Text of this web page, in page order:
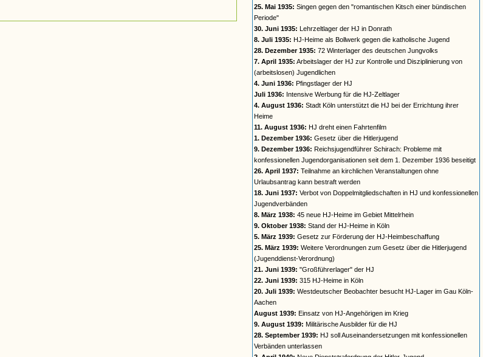
25. Mai 1935: Singen gegen den "romantischen Kitsch einer bündischen
Periode"
30. Juni 1935: Lehrzeltlager der HJ in Donrath
8. Juli 1935: HJ-Heime als Bollwerk gegen die katholische Jugend
28. Dezember 1935: 72 Winterlager des deutschen Jungvolks
7. April 1935: Arbeitslager der HJ zur Kontrolle und Disziplinierung von
(arbeitslosen) Jugendlichen
4. Juni 1936: Pfingstlager der HJ
Juli 1936: Intensive Werbung für die HJ-Zeltlager
4. August 1936: Stadt Köln unterstützt die HJ bei der Errichtung ihrer
Heime
11. August 1936: HJ dreht einen Fahrtenfilm
1. Dezember 1936: Gesetz über die Hitlerjugend
9. Dezember 1936: Reichsjugendführer Schirach: Probleme mit
konfessionellen Jugendorganisationen seit dem 1. Dezember 1936 beseitigt
26. April 1937: Teilnahme an kirchlichen Veranstaltungen ohne
Urlaubsantrag kann bestraft werden
18. Juni 1937: Verbot von Doppelmitgliedschaften in HJ und konfessionellen
Jugendverbänden
8. März 1938: 45 neue HJ-Heime im Gebiet Mittelrhein
9. Oktober 1938: Stand der HJ-Heime in Köln
5. März 1939: Gesetz zur Förderung der HJ-Heimbeschaffung
25. März 1939: Weitere Verordnungen zum Gesetz über die Hitlerjugend
(Jugenddienst-Verordnung)
21. Juni 1939: "Großführerlager" der HJ
22. Juni 1939: 315 HJ-Heime in Köln
20. Juli 1939: Westdeutscher Beobachter besucht HJ-Lager im Gau Köln-
Aachen
August 1939: Einsatz von HJ-Angehörigen im Krieg
9. August 1939: Militärische Ausbilder für die HJ
28. September 1939: HJ soll Auseinandersetzungen mit konfessionellen
Verbänden unterlassen